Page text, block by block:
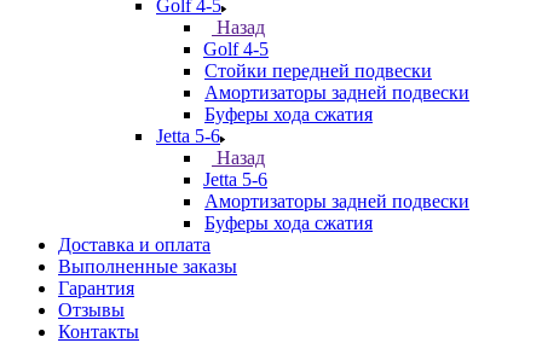
Golf 4-5
Назад
Golf 4-5
Стойки передней подвески
Амортизаторы задней подвески
Буферы хода сжатия
Jetta 5-6
Назад
Jetta 5-6
Амортизаторы задней подвески
Буферы хода сжатия
Доставка и оплата
Выполненные заказы
Гарантия
Отзывы
Контакты